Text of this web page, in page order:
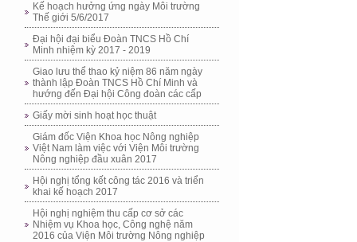
Kế hoạch hưởng ứng ngày Môi trường
Thế giới 5/6/2017
Đại hội đại biểu Đoàn TNCS Hồ Chí
Minh nhiệm kỳ 2017 - 2019
Giao lưu thể thao kỷ niệm 86 năm ngày
thành lập Đoàn TNCS Hồ Chí Minh và
hướng đến Đại hội Công đoàn các cấp
Giấy mời sinh hoạt học thuật
Giám đốc Viện Khoa học Nông nghiệp
Việt Nam làm việc với Viện Môi trường
Nông nghiệp đầu xuân 2017
Hội nghị tổng kết công tác 2016 và triển
khai kế hoạch 2017
Hội nghị nghiệm thu cấp cơ sở các
Nhiệm vụ Khoa học, Công nghệ năm
2016 của Viện Môi trường Nông nghiệp